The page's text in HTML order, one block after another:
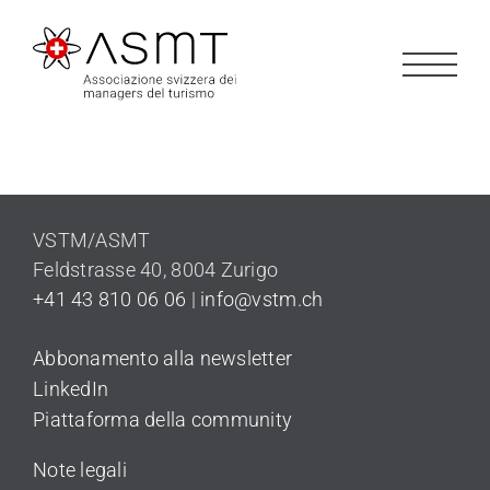
contenuto
VSTM/ASMT
Feldstrasse 40, 8004 Zurigo
+41 43 810 06 06 | info@vstm.ch
Abbonamento alla newsletter
LinkedIn
Piattaforma della community
Note legali